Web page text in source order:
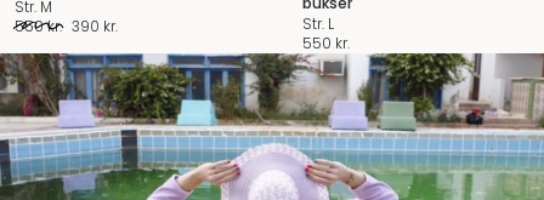
Str. M
550kr. Den
pris
var:
550 kr..
390 kr.
pris
er:
390 kr..
Str. L
550 kr.